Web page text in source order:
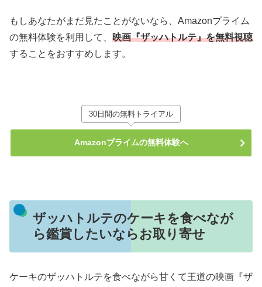
もしあなたがまだ見たことがないなら、Amazonプライム
の無料体験を利用して、 映画『ザッハトルテ』を無料視聴
することをおすすめします。
30日間の無料トライアル
Amazonプライムの無料体験へ
ザッハトルテのケーキを食べなが
ら鑑賞したいならお取り寄せ
ケーキのザッハトルテを食べながら甘くて王道の映画『ザ